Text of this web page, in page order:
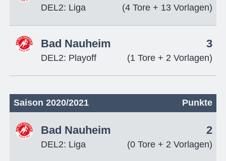
DEL2: Liga (4 Tore + 13 Vorlagen)
Bad Nauheim
DEL2: Playoff
3
(1 Tore + 2 Vorlagen)
Saison 2020/2021 Punkte
Bad Nauheim
DEL2: Liga
2
(0 Tore + 2 Vorlagen)